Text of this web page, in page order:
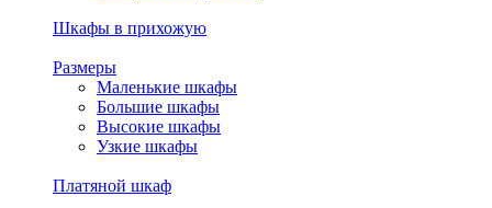
Шкафы в прихожую
Размеры
Маленькие шкафы
Большие шкафы
Высокие шкафы
Узкие шкафы
Платяной шкаф